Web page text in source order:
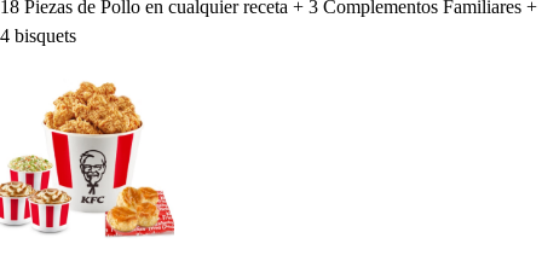
18 Piezas de Pollo en cualquier receta + 3 Complementos Familiares +
4 bisquets